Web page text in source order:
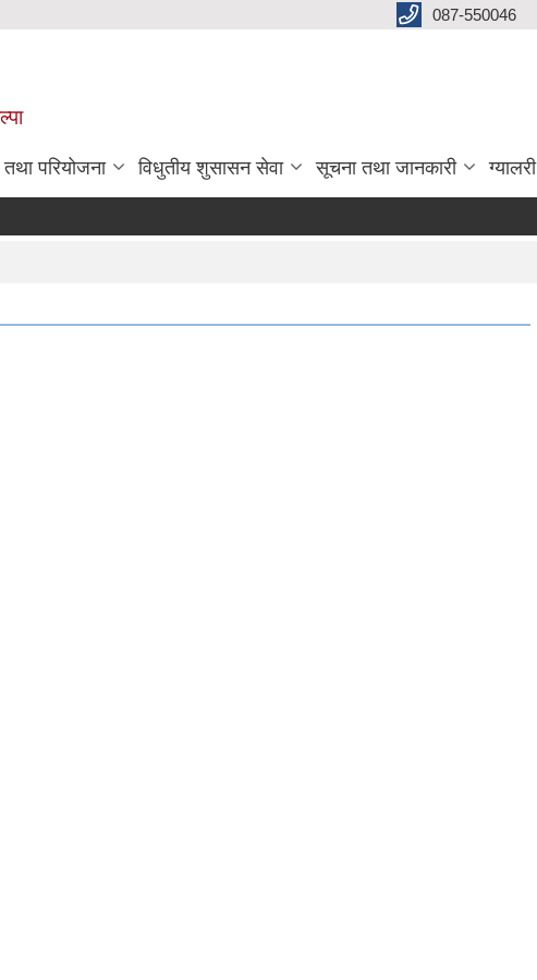
087-550046
परियोजना विधुतीय शुसासन सेवा सूचना तथा जानकारी ग्यालरी